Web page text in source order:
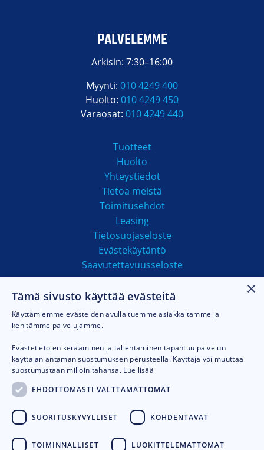
PALVELEMME
Arkisin: 7:30–16:00
Myynti: 010 4249 400
Huolto: 010 4249 450
Varaosat: 010 4249 440
Tuotteet
Huolto
Yhteystiedot
Tietoa meistä
Toimitusehdot
Leasing
Tietosuojaseloste
Evästekäytäntö
Saavutettavuusseloste
MAKSUTAVAT
×
Tämä sivusto käyttää evästeitä
Käyttämiemme evästeiden avulla tuemme asiakkaitamme ja
kehitämme palvelujamme.
Evästetietojen kerääminen ja tallentaminen tapahtuu palvelun
käyttäjän antaman suostumuksen perusteella. Käyttäjä voi muuttaa
suostumustaan milloin tahansa. Lue lisää
EHDOTTOMASTI VÄLTTÄMÄTTÖMÄT
SUORITUSKYVYLLISET KOHDENTAVAT
TOIMINNALLISET LUOKITTELEMATTOMAT